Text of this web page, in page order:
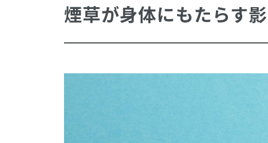
煙草が身体にもたらす